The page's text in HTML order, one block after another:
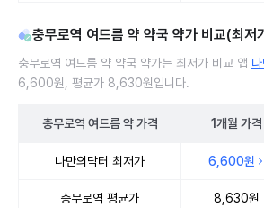
충무로역 여드름 약 약국 약가 비교(최저
충무로역 여드름 약 약국 약가는 최저가 비교 앱
6,600원, 평균가 8,630원입니다.
충무로역 여드름 약가격 1개월 가격
나만의닥터 최저가 6,600원
충무로역 평균가 8,630원